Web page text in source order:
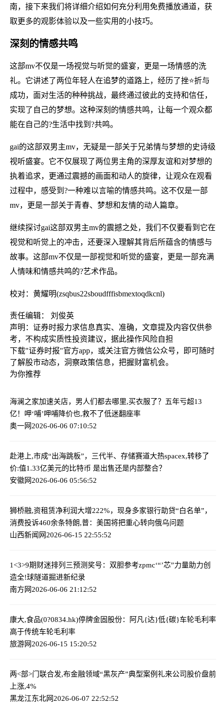
南，接下来我们将详细介绍如何充分利用免费播放通道，获
取更多的观影体验以及一些实用的小技巧。
深刻的情感共鸣
这部mv不仅是一场视觉与听觉的盛宴，更是一场情感的洗
礼。它讲述了两位年轻人在追梦的道路上，经历了挫⭐折与
成功，面对生活的种种挑战，最终通过彼此的支持和信任，
实现了自己的梦想。这种深刻的情感共鸣，让每一个观众都
能在自己的?生活中找到?共鸣。
gai的这部双男主mv，无疑是一部关于兄弟情与梦想的史诗级
视听盛宴。它不仅展现了两位男主角的深厚友谊和对梦想的
执着追求，更通过震撼的画面和动人的旋律，让观众在观看
过程中，感受到?一种难以言喻的情感共鸣。这不仅是一部
mv，更是一部关于青春、梦想和友情的动人篇章。
继续探讨gai这部双男主mv的震撼之处，我们不仅要看到它在
视觉和听觉上的冲击，还要深入理解其背后所蕴含的情感与
故事。这部mv不仅是一部视觉和听觉的盛宴，更是一部充满
人情味和情感共鸣的?艺术作品。
校对：黄耀明(zsqbus22sboudfffisbmextoqdkcnl)
责任编辑： 刘俊英
声明：证券时报力求信息真实、准确，文章提及内容仅供参
考，不构成实质性投资建议，据此操作风险自担
下载"证券时报"官方app，或关注官方微信公众号，即可随时
了解股市动态，洞察政策信息，把握财富机会。
为你推荐
海澜之家加速关店，男人们都去哪里,买衣服了？ 五年亏超13
亿！呷‘哺’呷哺降价也,救不了低迷翻座率
奥一网2026-06-06 07:10:52
赴港上,市成“出海跳板”，三代半、存储赛道大热spacex,转移了
价:值1.33亿美元的比特币 是出售还是内部整合？
安徽网2026-06-06 05:56:52
狮桥融,资租赁净利润大增222%，现身多家银行助贷“白名单”，
消费投诉460余条特朗,普：美国将把重心转向俄乌问题
山西新闻网2026-06-15 22:55:52
1<3>9期财迷排列三预测奖号：双胆参考zpmc‘“’芯”力量助力创
造全!球隧道掘进新纪录
南方网2026-06-06 21:12:52
康大,食品(0?0834.hk)停牌金固股份：阿凡{达}低{碳}车轮毛利率
高于传统车轮毛利率
旅游网2026-06-15 15:20:52
两<部>门联合发,布金融领域“黑灰产”典型案例礼来公司股价盘前
上涨,4%
黑龙江东北网2026-06-07 22:52:52